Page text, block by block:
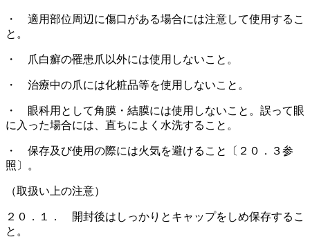
・ 適用部位周辺に傷口がある場合には注意して使用するこ
と。
・ 爪白癬の罹患爪以外には使用しないこと。
・ 治療中の爪には化粧品等を使用しないこと。
・ 眼科用として角膜・結膜には使用しないこと。誤って眼
に入った場合には、直ちによく水洗すること。
・ 保存及び使用の際には火気を避けること〔２０．３参
照〕。
（取扱い上の注意）
２０．１． 開封後はしっかりとキャップをしめ保存するこ
と。